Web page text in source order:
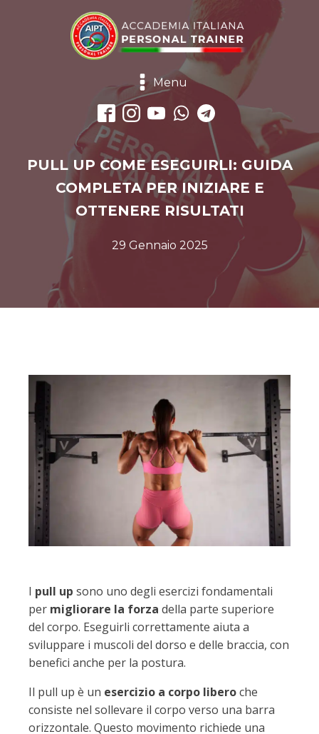
Menu
PULL UP COME ESEGUIRLI: GUIDA
COMPLETA PER INIZIARE E
OTTENERE RISULTATI
29 Gennaio 2025
I pull up sono uno degli esercizi fondamentali
per migliorare la forza della parte superiore
del corpo. Eseguirli correttamente aiuta a
sviluppare i muscoli del dorso e delle braccia, con
benefici anche per la postura.
Il pull up è un esercizio a corpo liberoche
consiste nel sollevare il corpo verso una barra
orizzontale. Questo movimento richiede una